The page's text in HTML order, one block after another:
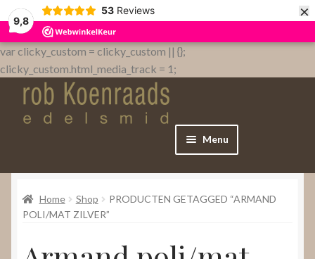
9,8
53 Reviews ×
var clicky_custom = clicky_custom || {};
clicky_custom.html_media_track = 1;
Menu
Home
WebShop
Over
Home Shop
PRODUCTEN GETAGGED “ARMAND
POLI/MAT ZILVER”